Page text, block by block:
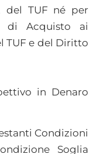
del TUF né per
di Acquisto ai
TUF e del Diritto
in Denaro
Condizioni
Soglia